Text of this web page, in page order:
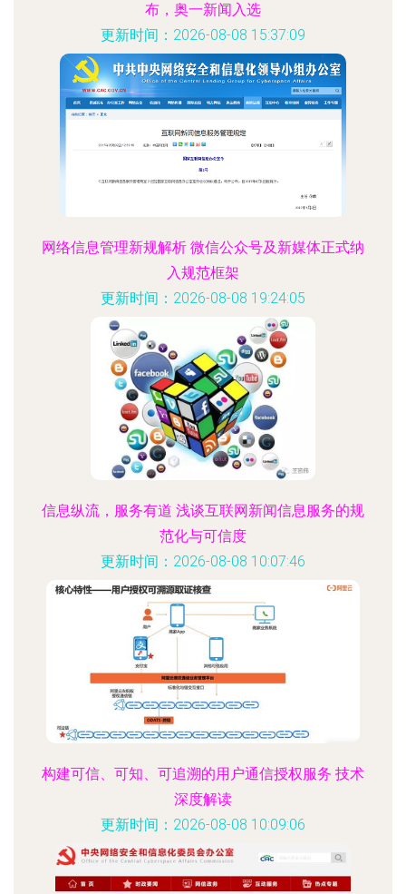
布，奥一新闻入选
更新时间：2026-08-08 15:37:09
网络信息管理新规解析 微信公众号及新媒体正式纳
入规范框架
更新时间：2026-08-08 19:24:05
信息纵流，服务有道 浅谈互联网新闻信息服务的规
范化与可信度
更新时间：2026-08-08 10:07:46
构建可信、可知、可追溯的用户通信授权服务 技术
深度解读
更新时间：2026-08-08 10:09:06